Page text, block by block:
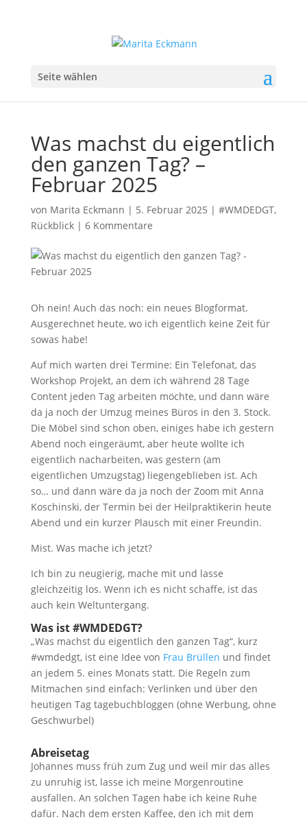
Seite wählen
Was machst du eigentlich
den ganzen Tag? –
Februar 2025
von Marita Eckmann | 5. Februar 2025 | #WMDEDGT,
Rückblick| 6 Kommentare
Oh nein! Auch das noch: ein neues Blogformat.
Ausgerechnet heute, wo ich eigentlich keine Zeit für
sowas habe!
Auf mich warten drei Termine: Ein Telefonat, das
Workshop Projekt, an dem ich während 28 Tage
Content jeden Tag arbeiten möchte, und dann wäre
da ja noch der Umzug meines Büros in den 3. Stock.
Die Möbel sind schon oben, einiges habe ich gestern
Abend noch eingeräumt, aber heute wollte ich
eigentlich nacharbeiten, was gestern (am
eigentlichen Umzugstag) liegengeblieben ist. Ach
so… und dann wäre da ja noch der Zoom mit Anna
Koschinski, der Termin bei der Heilpraktikerin heute
Abend und ein kurzer Plausch mit einer Freundin.
Mist. Was mache ich jetzt?
Ich bin zu neugierig, mache mit und lasse
gleichzeitig los. Wenn ich es nicht schaffe, ist das
auch kein Weltuntergang.
Was ist #WMDEDGT?
„Was machst du eigentlich den ganzen Tag“, kurz
#wmdedgt, ist eine Idee von Frau Brüllen und findet
an jedem 5. eines Monats statt. Die Regeln zum
Mitmachen sind einfach: Verlinken und über den
heutigen Tag tagebuchbloggen (ohne Werbung, ohne
Geschwurbel)
Abreisetag
Johannes muss früh zum Zug und weil mir das alles
zu unruhig ist, lasse ich meine Morgenroutine
ausfallen. An solchen Tagen habe ich keine Ruhe
dafür. Nach dem ersten Kaffee, den ich mit dem